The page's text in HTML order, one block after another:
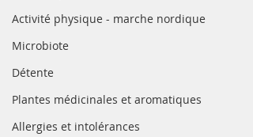
Activité physique - marche nordique
Microbiote
Détente
Plantes médicinales et aromatiques
Allergies et intolérances